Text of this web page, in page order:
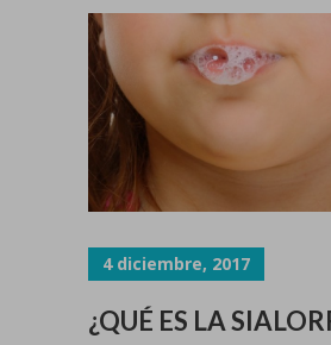
4 diciembre, 2017
¿QUÉ ES LA